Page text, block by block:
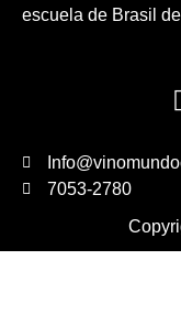
escuela de Brasil
7053-2780